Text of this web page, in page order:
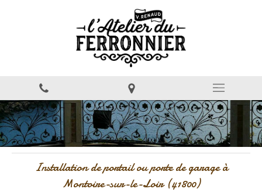
Installation de portail ou porte de garage à
Montoire-sur-le-Loir (41800)